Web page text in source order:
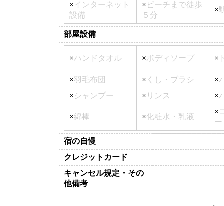
×インターネット
設備
× ビーチまで徒歩
５分
×
部屋設備
×ハンドタオル ×ボディソープ ×
×羽毛布団 × くし・ブラシ ×
×シャンプー × リンス ×
×綿棒 ×化粧水・乳液
×
ー
宿の自慢
クレジットカード
キャンセル規定・その
他備考